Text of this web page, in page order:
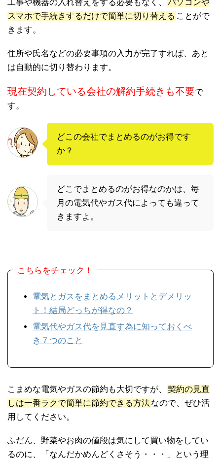
工事や機器の入れ替えをする必要もなく、
パソコンや
スマホで手続きするだけで簡単に切り替える ことがで
きます。
住所や氏名などの必要事項の入力が完了すれば、あと
は自動的に切り替わります。
現在契約している会社の解約手続きも不要で
す。
どこの会社でまとめるのがお得です
か？
どこでまとめるのがお得なのかは、毎
月の電気代やガス代によっても違って
きますよ。
こちらをチェック！
電気とガスをまとめるメリットとデメリッ
ト！結局どっちが得なの？
電気代やガス代を見直す為に知っておくべ
き７つのこと
こまめな電気やガスの節約も大切ですが、
契約の見直
しは一番ラクで簡単に節約できる方法なので、ぜひ活
用してください。
ふだん、野菜やお肉の値段は気にして買い物をしてい
るのに、「なんだかめんどくさそう・・・」という理